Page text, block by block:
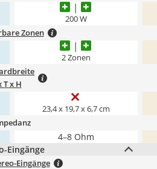
200 W
Zonen
2 Zonen
T x H
23,4 x 19,7 x 6,7 cm
4–8 Ohm
Eingänge
Eingänge